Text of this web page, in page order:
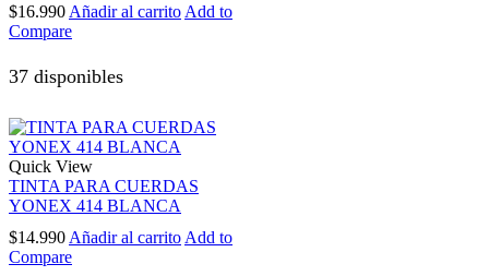
$16.990 Añadir al carrito Add to
Compare
37 disponibles
Quick View
TINTA PARA CUERDAS
YONEX 414 BLANCA
$14.990 Añadir al carrito Add to
Compare